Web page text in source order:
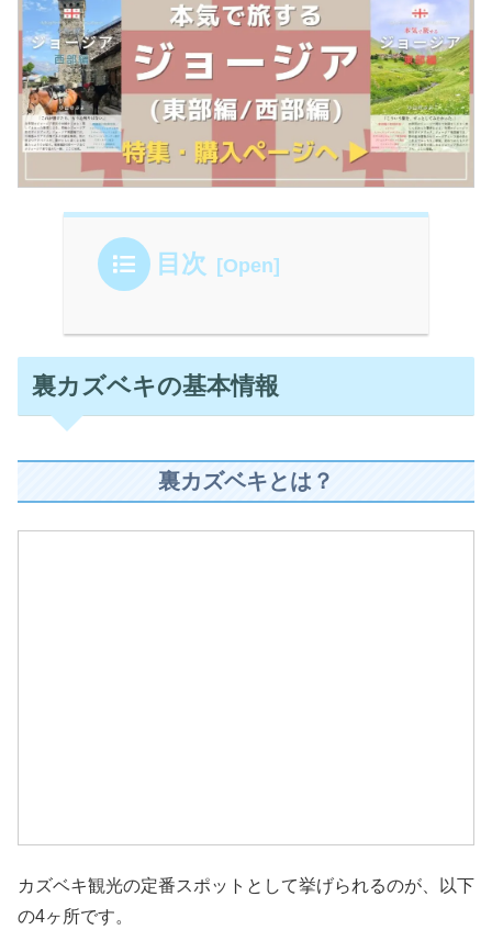
目次
裏カズベキの基本情報
裏カズベキとは？
カズベキ観光の定番スポットとして挙げられるのが、以下
の4ヶ所です。